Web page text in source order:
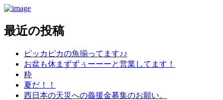
最近の投稿
ピッカピカの魚揃ってます♪♪
お盆も休まずずぅーーーと営業してます！
粋
夏だ！！
西日本の天災への義援金募集のお願い。